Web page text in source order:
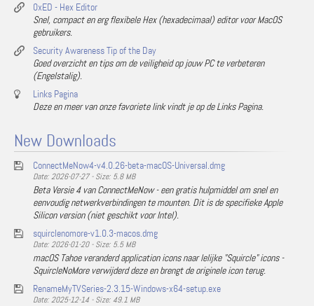
0xED - Hex Editor
Snel, compact en erg flexibele Hex (hexadecimaal) editor voor MacOS
gebruikers.
Security Awareness Tip of the Day
Goed overzicht en tips om de veiligheid op jouw PC te verbeteren
(Engelstalig).
Links Pagina
Deze en meer van onze favoriete link vindt je op de Links Pagina.
New Downloads
ConnectMeNow4-v4.0.26-beta-macOS-Universal.dmg
Date: 2026-07-27 - Size: 5.8 MB
Beta Versie 4 van ConnectMeNow - een gratis hulpmiddel om snel en
eenvoudig netwerkverbindingen te mounten. Dit is de specifieke Apple
Silicon version (niet geschikt voor Intel).
squirclenomore-v1.0.3-macos.dmg
Date: 2026-01-20 - Size: 5.5 MB
macOS Tahoe veranderd application icons naar lelijke "Squircle" icons -
SquircleNoMore verwijderd deze en brengt de originele icon terug.
RenameMyTVSeries-2.3.15-Windows-x64-setup.exe
Date: 2025-12-14 - Size: 49.1 MB